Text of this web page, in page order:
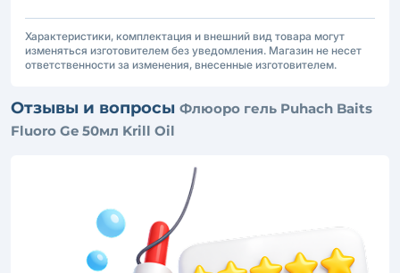
Характеристики, комплектация и внешний вид товара могут
изменяться изготовителем без уведомления. Магазин не несет
ответственности за изменения, внесенные изготовителем.
Отзывы и вопросы Флюоро гель Puhach Baits
Fluoro Ge 50мл Krill Oil